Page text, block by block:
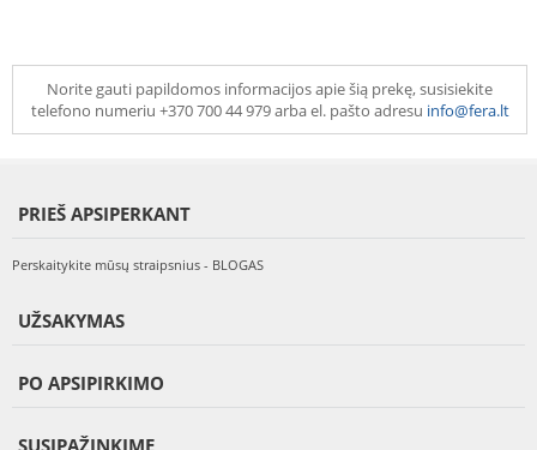
Norite gauti papildomos informacijos apie šią prekę, susisiekite
telefono numeriu +370 700 44 979 arba el. pašto adresu info@fera.lt
PRIEŠ APSIPERKANT
Perskaitykite mūsų straipsnius - BLOGAS
UŽSAKYMAS
PO APSIPIRKIMO
SUSIPAŽINKIME